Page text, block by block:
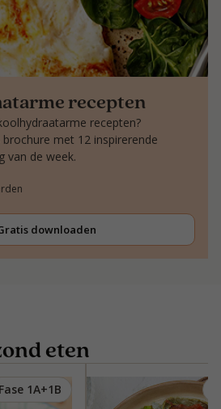
recepten
recepten?
met 12 inspirerende
van de week.
downloaden
eten
Fase 1A+1B